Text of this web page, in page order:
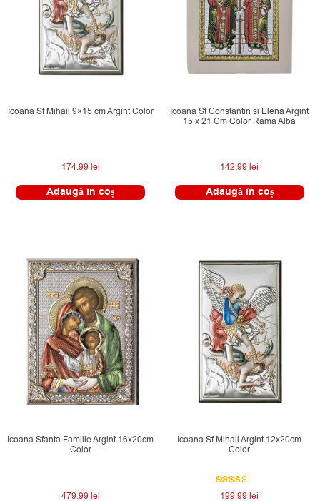
Icoana Sf Mihail 9×15 cm Argint Color
174.99lei
Adaugă în coș
Icoana Sf Constantin si Elena Argint
15 x 21 Cm Color Rama Alba
142.99lei
Adaugă în coș
Icoana Sfanta Familie Argint 16x20cm
Color
479.99lei
Icoana Sf Mihail Argint 12x20cm
Color
Evaluat la
199.99lei